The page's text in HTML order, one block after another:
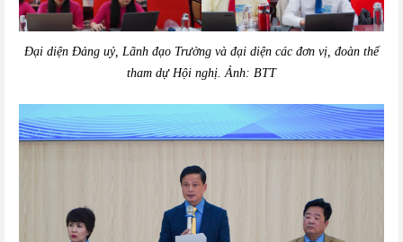
Đại diện Đảng uỷ, Lãnh đạo Trường và đại diện các đơn vị, đoàn thể
tham dự Hội nghị. Ảnh: BTT